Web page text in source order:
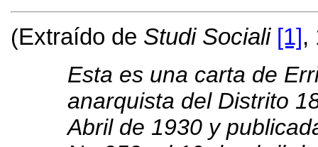
(Extraído de Studi Sociali [1] ,
Esta es una carta de
anarquista del Distrito
Abril de 1930 y